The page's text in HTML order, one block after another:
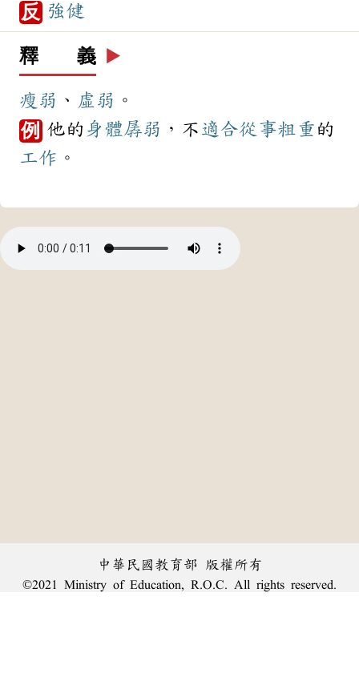
反 強健
釋 義 ▶️
瘦弱 、 虛弱 。
例 他的 身體孱弱 ，不 適合從事粗重 的
工作 。
中華民國教育部 版權所有
©2021 Ministry of Education, R.O.C. All rights reserved.